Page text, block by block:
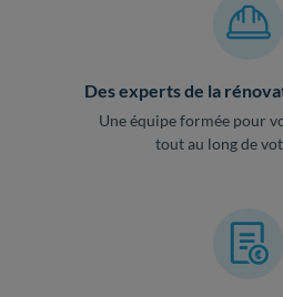
Des experts de la
Une équipe formée pour
tout au long de